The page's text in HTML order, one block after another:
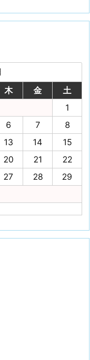
木 金
土
1
6 7
8
13 14
15
20 21
22
27 28
29